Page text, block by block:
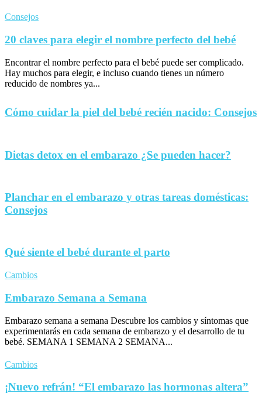
Consejos
20 claves para elegir el nombre perfecto del bebé
Encontrar el nombre perfecto para el bebé puede ser complicado.
Hay muchos para elegir, e incluso cuando tienes un número
reducido de nombres ya...
Cómo cuidar la piel del bebé recién nacido: Consejos
Dietas detox en el embarazo ¿Se pueden hacer?
Planchar en el embarazo y otras tareas domésticas:
Consejos
Qué siente el bebé durante el parto
Cambios
Embarazo Semana a Semana
Embarazo semana a semana Descubre los cambios y síntomas que
experimentarás en cada semana de embarazo y el desarrollo de tu
bebé. SEMANA 1 SEMANA 2 SEMANA...
Cambios
¡Nuevo refrán! “El embarazo las hormonas altera”